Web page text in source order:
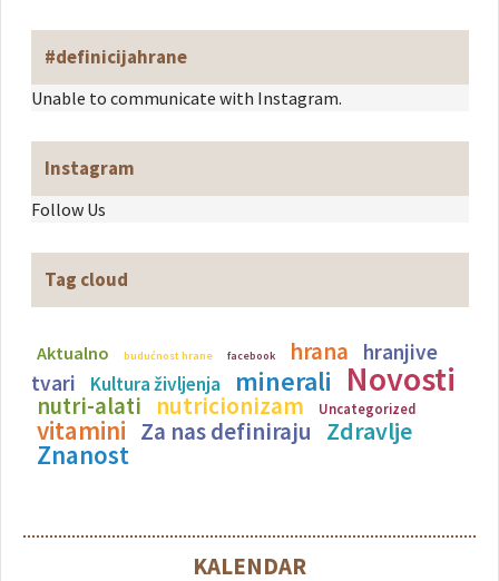
#definicijahrane
Unable to communicate with Instagram.
Instagram
Follow Us
Tag cloud
Aktualno budućnost hrane facebook hrana
hranjive
tvari
Kultura življenja minerali Novosti
nutri-alati nutricionizam Uncategorized
vitamini Za nas definiraju Zdravlje
Znanost
KALENDAR